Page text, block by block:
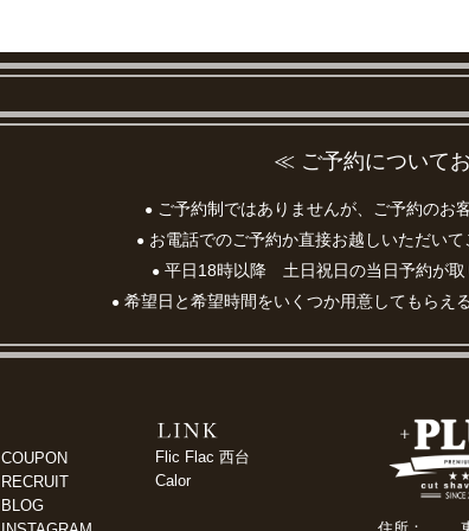
≪ ご予約について
●ご予約制ではありませんが、ご予約のお
●お電話でのご予約か直接お越しいただい
●平日18時以降 土日祝日の当日予約が取
●希望日と希望時間をいくつか用意してもらえ
COUPON
RECRUIT
BLOG
Flic Flac 西台
Calor